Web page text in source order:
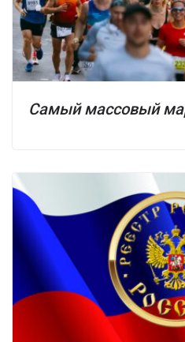
Самый массовый